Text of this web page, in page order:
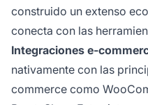
construido un extenso
conecta con las
Integraciones e-
nativamente con las
commerce como